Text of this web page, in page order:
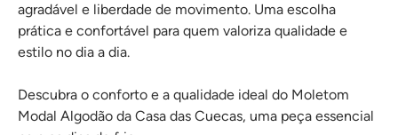
agradável e liberdade de movimento. Uma escolha
prática e confortável para quem valoriza qualidade e
estilo no dia a dia.
Descubra o conforto e a qualidade ideal do Moletom
Modal Algodão da Casa das Cuecas, uma peça essencial